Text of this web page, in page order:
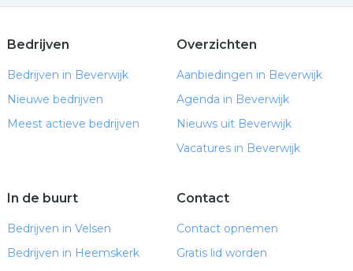
Bedrijven
Bedrijven in Beverwijk
Nieuwe bedrijven
Meest actieve bedrijven
Overzichten
Aanbiedingen in Beverwijk
Agenda in Beverwijk
Nieuws uit Beverwijk
Vacatures in Beverwijk
In de buurt
Bedrijven in Velsen
Bedrijven in Heemskerk
Contact
Contact opnemen
Gratis lid worden